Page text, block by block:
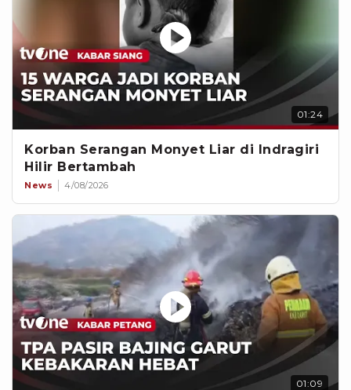
01:24
Korban Serangan Monyet Liar di Indragiri
Hilir Bertambah
News 4/08/2026
01:09